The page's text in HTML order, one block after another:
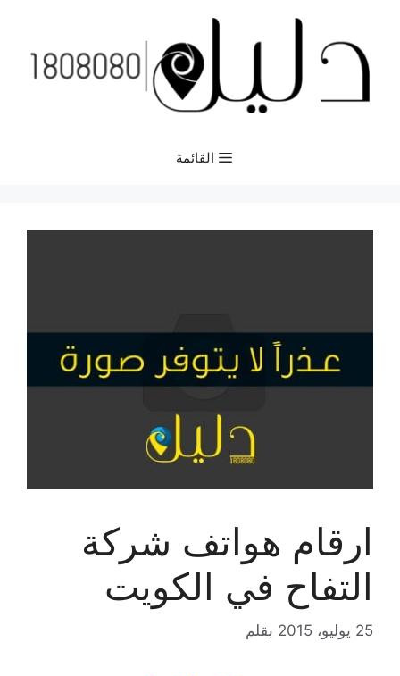
المحتوى
القائمة
ارقام هواتف شركة
التفاح في الكويت
25 يوليو، 2015 بقلم